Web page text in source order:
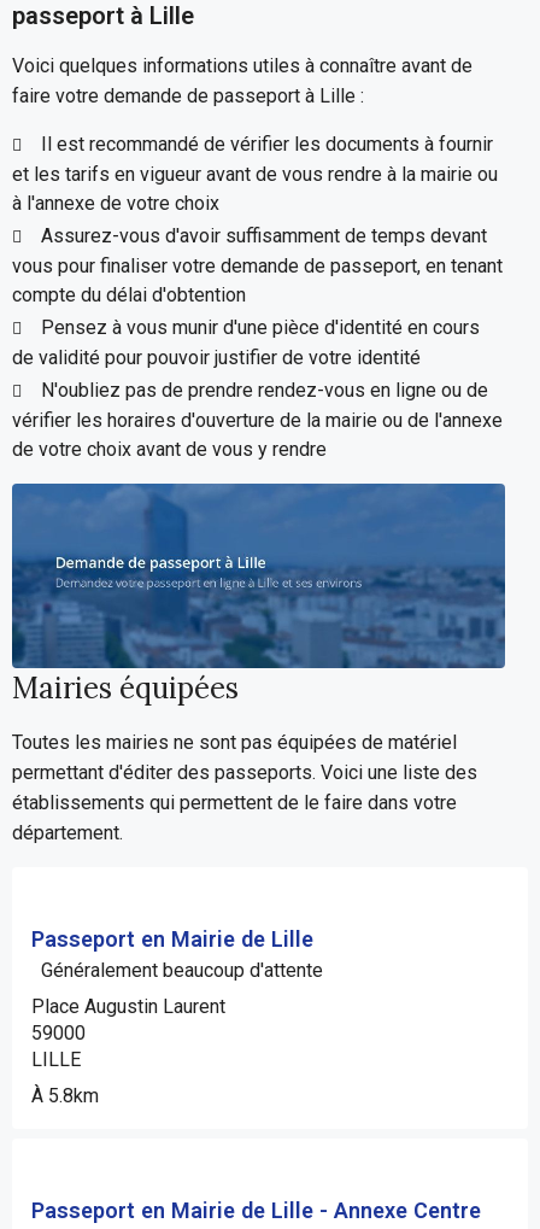
passeport à Lille
Voici quelques informations utiles à connaître avant de
faire votre demande de passeport à Lille :
Il est recommandé de vérifier les documents à fournir
et les tarifs en vigueur avant de vous rendre à la mairie ou
à l'annexe de votre choix
Assurez-vous d'avoir suffisamment de temps devant
vous pour finaliser votre demande de passeport, en tenant
compte du délai d'obtention
Pensez à vous munir d'une pièce d'identité en cours
de validité pour pouvoir justifier de votre identité
N'oubliez pas de prendre rendez-vous en ligne ou de
vérifier les horaires d'ouverture de la mairie ou de l'annexe
de votre choix avant de vous y rendre
Mairies équipées
Toutes les mairies ne sont pas équipées de matériel
permettant d'éditer des passeports. Voici une liste des
établissements qui permettent de le faire dans votre
département.
Passeport en Mairie de Lille
Généralement beaucoup d'attente
Place Augustin Laurent
59000
LILLE
À 5.8km
Passeport en Mairie de Lille - Annexe Centre